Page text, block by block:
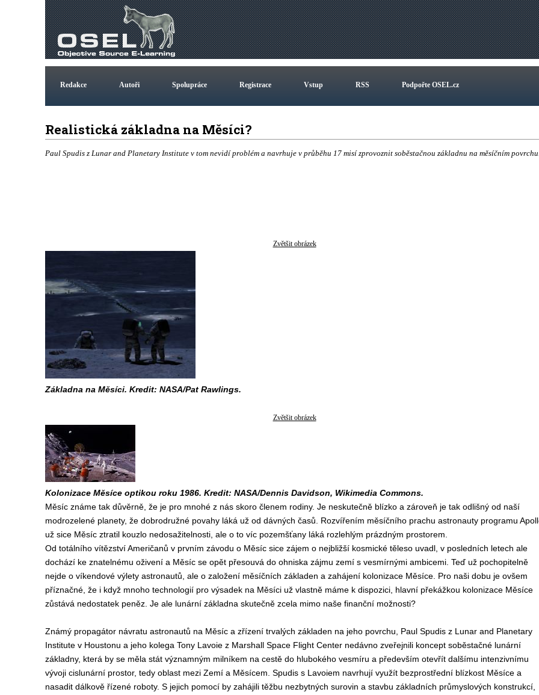
Redakce Autoři Spolupráce Registrace Vstup RSS Podpořte OSEL.cz
Realistická základna na Měsíci?
Paul Spudis z Lunar and Planetary Institute v tom nevidí problém a navrhuje v průběhu 17 misí zprovoznit soběstačnou základnu na měsíčním
Zvětšit obrázek
Základna na Měsíci. Kredit: NASA/Pat Rawlings.
Zvětšit obrázek
Kolonizace Měsíce optikou roku 1986. Kredit: NASA/Dennis Davidson, Wikimedia Commons.
Měsíc známe tak důvěrně, že je pro mnohé z nás skoro členem rodiny. Je neskutečně blízko a zároveň je tak odlišný od naší
modrozelené planety, že dobrodružné povahy láká už od dávných časů. Rozvířením měsíčního prachu astronauty programu
už sice Měsíc ztratil kouzlo nedosažitelnosti, ale o to víc pozemšťany láká rozlehlým prázdným prostorem.
Od totálního vítězství Američanů v prvním závodu o Měsíc sice zájem o nejbližší kosmické těleso uvadl, v posledních letech ale
dochází ke znatelnému oživení a Měsíc se opět přesouvá do ohniska zájmu zemí s vesmírnými ambicemi. Teď už pochopitelně
nejde o víkendové výlety astronautů, ale o založení měsíčních základen a zahájení kolonizace Měsíce. Pro naši dobu je ovšem
příznačné, že i když mnoho technologií pro výsadek na Měsíci už vlastně máme k dispozici, hlavní překážkou kolonizace Měsíce
zůstává nedostatek peněz. Je ale lunární základna skutečně zcela mimo naše finanční možnosti?
Známý propagátor návratu astronautů na Měsíc a zřízení trvalých základen na jeho povrchu, Paul Spudis z Lunar and Planetary
Institute v Houstonu a jeho kolega Tony Lavoie z Marshall Space Flight Center nedávno zveřejnili koncept soběstačné lunární
základny, která by se měla stát významným milníkem na cestě do hlubokého vesmíru a především otevřít dalšímu intenzivnímu
vývoji cislunární prostor, tedy oblast mezi Zemí a Měsícem. Spudis s Lavoiem navrhují využít bezprostřední blízkost Měsíce a
nasadit dálkově řízené roboty. S jejich pomocí by zahájili těžbu nezbytných surovin a stavbu základních průmyslových konstrukcí,